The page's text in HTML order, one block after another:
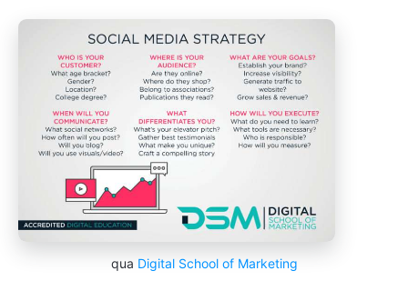
qua Digital School of Marketing